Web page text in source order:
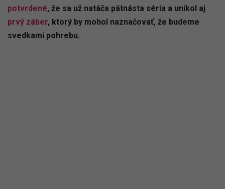
potvrdené, že sa už natáča pätnásta séria a unikol aj
prvý záber, ktorý by mohol naznačovať, že budeme
svedkami pohrebu.